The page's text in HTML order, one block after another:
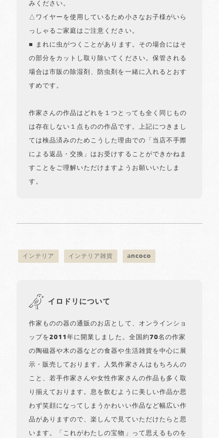
みください。
△ワイヤーを使用しているため小さなお子様がいら
っしゃるご家庭はご注意ください。
■ まれに虫がつくことがあります。その場合にはそ
の部分をカットし取り除いてください。保管される
場合は市販の除湿剤、防虫剤を一緒に入れるとおす
すめです。
作家さんの作品はどれを１つとっても全く同じもの
は存在しない１点ものの作品です。上記につきまし
ては検品済みのためこうした理由での「当店不手際
による返品・交換」はお受けすることができかねま
すことをご理解いただけますようお願いいたしま
す。
インテリア インテリア雑貨 ancoco
イロドリについて
作家ものの器の通販のお店として、オンラインショ
ップを2011年に開業しました。全国約70名の作家
の陶磁器や木の器などの食器や生活雑貨を中心に展
示・販売しております。人気作家さんはもちろんの
こと、若手作家さんや女性作家さんの作品も多く取
り揃えております。息を飲むように美しい作品か思
わず笑顔になってしまうかわいい作品など幅広い作
品がありますので、楽しんで見ていただけたらと思
います。「これがわたしの宝物」って思えるものを